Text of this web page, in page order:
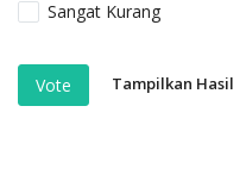
Sangat Kurang
Vote Tampilkan Hasil